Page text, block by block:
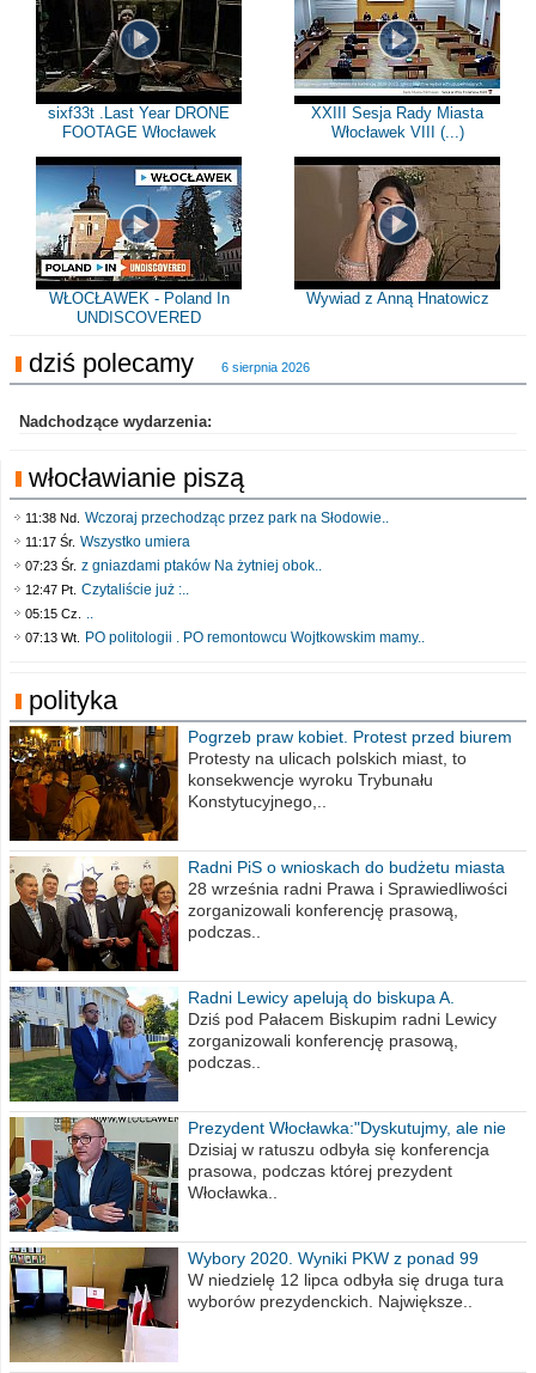
sixf33t .Last Year DRONE
FOOTAGE Włocławek
XXIII Sesja Rady Miasta
Włocławek VIII (...)
WŁOCŁAWEK - Poland In
UNDISCOVERED
Wywiad z Anną Hnatowicz
dziś polecamy 6 sierpnia 2026
Nadchodzące wydarzenia:
włocławianie piszą
11:38 Nd. Wczoraj przechodząc przez park na Słodowie..
11:17 Śr. Wszystko umiera
07:23 Śr. z gniazdami ptaków Na żytniej obok..
12:47 Pt. Czytaliście już :..
05:15 Cz. ..
07:13 Wt. PO politologii . PO remontowcu Wojtkowskim mamy..
polityka
Pogrzeb praw kobiet. Protest przed biurem
poselskim PiS
Protesty na ulicach polskich miast, to
konsekwencje wyroku Trybunału
Konstytucyjnego,..
Radni PiS o wnioskach do budżetu miasta
na 2021 rok
28 września radni Prawa i Sprawiedliwości
zorganizowali konferencję prasową,
podczas..
Radni Lewicy apelują do biskupa A.
Wiesława Meringa
Dziś pod Pałacem Biskupim radni Lewicy
zorganizowali konferencję prasową,
podczas..
Prezydent Włocławka:"Dyskutujmy, ale nie
obrażajmy się”
Dzisiaj w ratuszu odbyła się konferencja
prasowa, podczas której prezydent
Włocławka..
Wybory 2020. Wyniki PKW z ponad 99
procent obwodów
W niedzielę 12 lipca odbyła się druga tura
wyborów prezydenckich. Największe..